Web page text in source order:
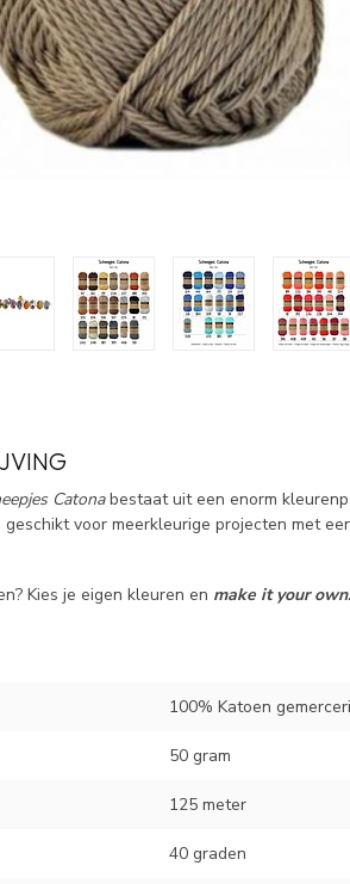
Catonabestaat uit een enorm
voor meerkleurige projecten met
Kies je eigen kleuren en make it your own!
100% Katoen
50 gram
125 meter
40 graden